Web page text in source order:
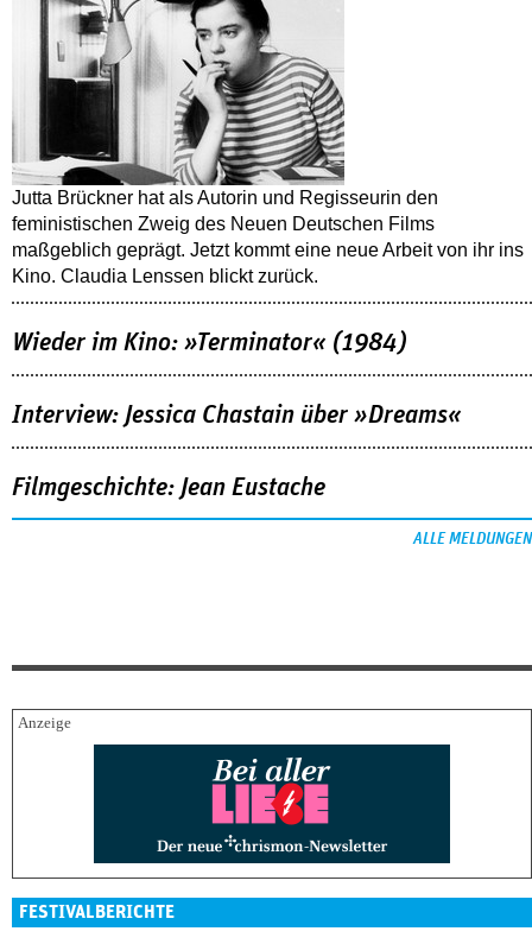
Jutta Brückner hat als Autorin und Regisseurin den
feministischen Zweig des Neuen Deutschen Films
maßgeblich geprägt. Jetzt kommt eine neue Arbeit von ihr ins
Kino. Claudia Lenssen blickt zurück.
Wieder im Kino: »Terminator« (1984)
Interview: Jessica Chastain über »Dreams«
Filmgeschichte: Jean Eustache
ALLE MELDUNGEN
FESTIVALBERICHTE